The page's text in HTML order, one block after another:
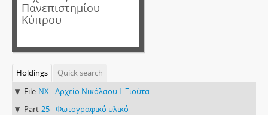
Πανεπιστημίου
Κύπρου
Holdings
Quick search
File NX - Αρχείο Νικόλαου Ι. Ξιούτα
Part 25 - Φωτογραφικό υλικό